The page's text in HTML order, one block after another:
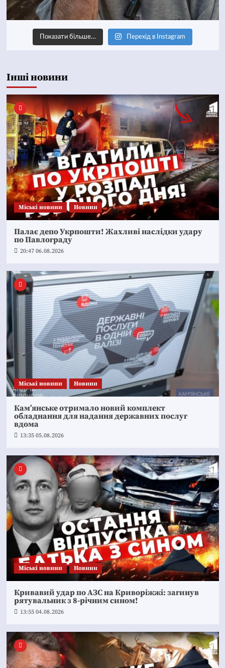
Показати більше… Перехід в Instagram
Інші новини
Mіські новини Новини
Палає депо Укрпошти! Жахливі наслідки удару
по Павлограду
20:47 06.08.2026
Mіські новини Новини
Кам’янське отримало новий комплект
обладнання для надання державних послуг
вдома
13:35 05.08.2026
Mіські новини Новини
Кривавий удар по АЗС на Криворіжжі: загинув
рятувальник з 8-річним сином!
13:55 04.08.2026